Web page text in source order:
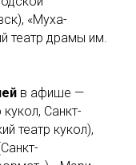
«Муха-
театр драмы им.
в афише —
Санкт-
театр кукол),